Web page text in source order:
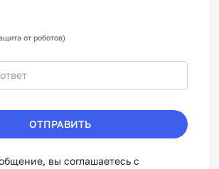
от роботов)
ОТПРАВИТЬ
вы соглашаетесь с